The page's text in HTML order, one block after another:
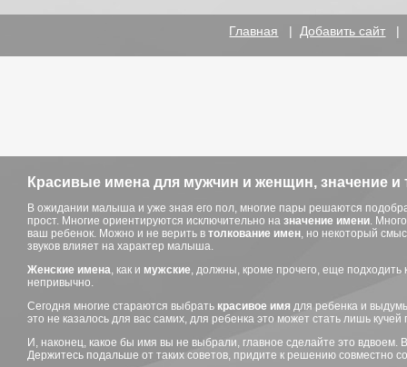
Главная | Добавить сайт |
Красивые имена для мужчин и женщин, значение
В ожидании малыша и уже зная его пол, многие пары решаются
прост. Многие ориентируются исключительно на значение имени.
ваш ребенок. Можно и не верить в толкование имен, но некоторый
звуков влияет на характер малыша.
Женские имена, как и мужские, должны, кроме прочего, еще подходить
непривычно.
Сегодня многие стараются выбрать красивое имя для ребенка и
это не казалось для вас самих, для ребенка это может стать лишь
И, наконец, какое бы имя вы не выбрали, главное сделайте это вдвоем.
Держитесь подальше от таких советов, придите к решению совместно